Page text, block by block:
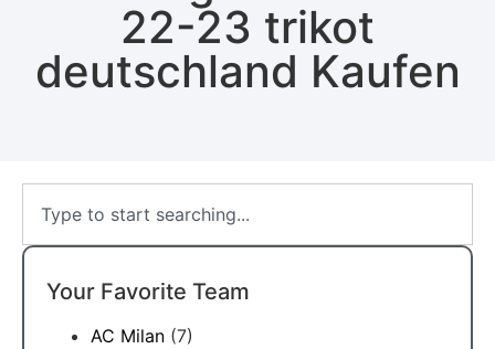
22-23 trikot
deutschland Kaufen
Your Favorite Team
AC Milan (7)